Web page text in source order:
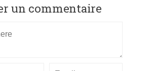
un commentaire